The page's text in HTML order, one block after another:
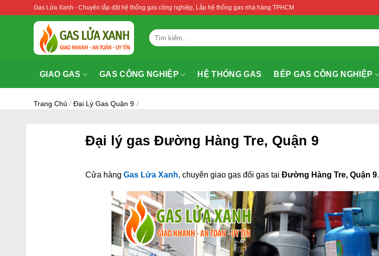
Gas Lửa Xanh - Chuyên lắp đặt hệ thống gas công nghiệp, Lắp hệ thống gas nhà hàng TPHCM
Tìm
kiếm:
GIAO GAS GAS CÔNG NGHIỆP HỆ THỐNG GAS BẾP GAS CÔNG NGHIỆP
Trang Chủ / Đại Lý Gas Quận 9 /
Đại lý gas Đường Hàng Tre, Quận 9
Cửa hàngGas Lửa Xanh, chuyên giao gas đổi gas tạiĐường Hàng Tre, Quận 9.